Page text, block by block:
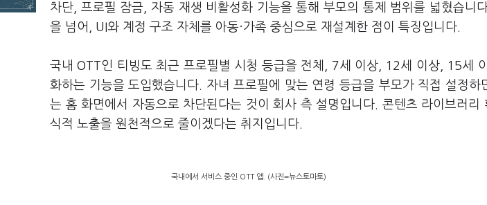
차단, 프로필 잠금, 자동 재생 비활성화 기능을 통해 부모의 통제 범위를 넓혔습니
을 넘어, UI와 계정 구조 자체를 아동·가족 중심으로 재설계한 점이 특징입니다.
국내 OTT인 티빙도 최근 프로필별 시청 등급을 전체, 7세 이상, 12세 이상, 15세
화하는 기능을 도입했습니다. 자녀 프로필에 맞는 연령 등급을 부모가 직접 설정하
는 홈 화면에서 자동으로 차단된다는 것이 회사 측 설명입니다. 콘텐츠 라이브러리
식적 노출을 원천적으로 줄이겠다는 취지입니다.
국내에서 서비스 중인 OTT 앱. (사진=뉴스토마토)